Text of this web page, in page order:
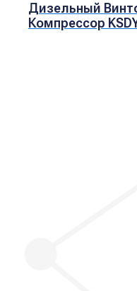
Дизельный
Компрессор